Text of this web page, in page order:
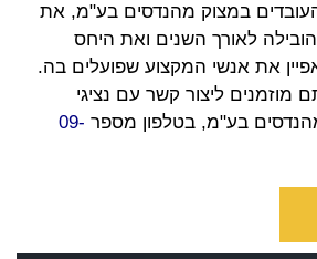
במצוק מהנדסים בע"מ, את
לאורך השנים ואת היחס
את אנשי המקצוע שפועלים בה.
מוזמנים ליצור קשר עם נציגי
בע"מ, בטלפון מספר 09-